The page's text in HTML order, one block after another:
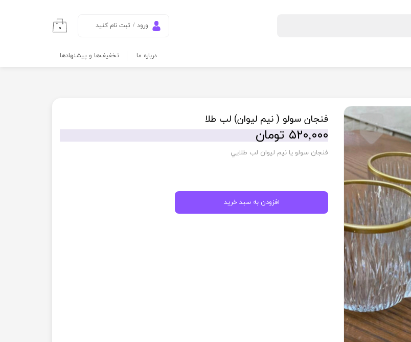
ورود / ثبت نام کنید
تغییر گذر واژه
۰
پلوپز
سرخ کن
زودپر
آرام پز
درباره ما تخفیف‌ها و پیشنهادها
فنجان سولو ( نيم ليوان) لب طلا
۵۲۰,۰۰۰ تومان
فنجان سولو يا نيم ليوان لب طلايي
افزودن به سبد خرید